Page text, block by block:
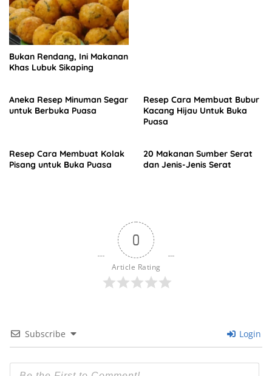
Bukan Rendang, Ini Makanan
Khas Lubuk Sikaping
Aneka Resep Minuman Segar
untuk Berbuka Puasa
Resep Cara Membuat Bubur
Kacang Hijau Untuk Buka
Puasa
Resep Cara Membuat Kolak
Pisang untuk Buka Puasa
20 Makanan Sumber Serat
dan Jenis-Jenis Serat
0
Article Rating
Subscribe Login